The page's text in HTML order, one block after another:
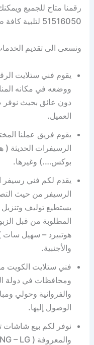
رقمنا متاح للجميع
51516050 لتلبية كافة طلباتك.
ونسعى الى تقديم
يقوم فني ستلايت
ووضعه في مكانه
دون عائق بحيث
العميل.
يقوم فريق عملنا
الرسيفرات الحديثة (
بوكس….) وغيرها.
يقدم لكم فني رسيفر
الرسيفر من حيث
يستطيع توليف وتنزيل
المطلوبة من قبل
هوتبيرد – سهيل سات )
والأجنبية.
فني ستلايت الكويت
ومحافظات في دولة
والفروانية وحولي
الوصول إليها.
نوفر لكم بيع شاشات